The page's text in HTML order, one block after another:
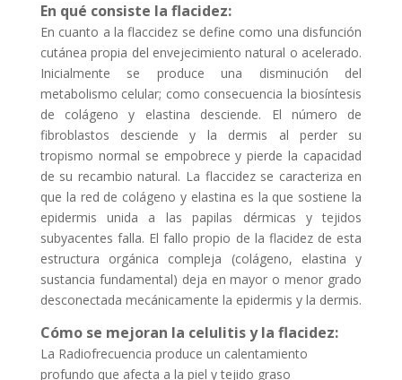
En qué consiste la flacidez:
En cuanto a la flaccidez se define como una disfunción
cutánea propia del envejecimiento natural o acelerado.
Inicialmente se produce una disminución del
metabolismo celular; como consecuencia la biosíntesis
de colágeno y elastina desciende. El número de
fibroblastos desciende y la dermis al perder su
tropismo normal se empobrece y pierde la capacidad
de su recambio natural. La flaccidez se caracteriza en
que la red de colágeno y elastina es la que sostiene la
epidermis unida a las papilas dérmicas y tejidos
subyacentes falla. El fallo propio de la flacidez de esta
estructura orgánica compleja (colágeno, elastina y
sustancia fundamental) deja en mayor o menor grado
desconectada mecánicamente la epidermis y la dermis.
Cómo se mejoran la celulitis y la flacidez:
La Radiofrecuencia produce un calentamiento
profundo que afecta a la piel y tejido graso